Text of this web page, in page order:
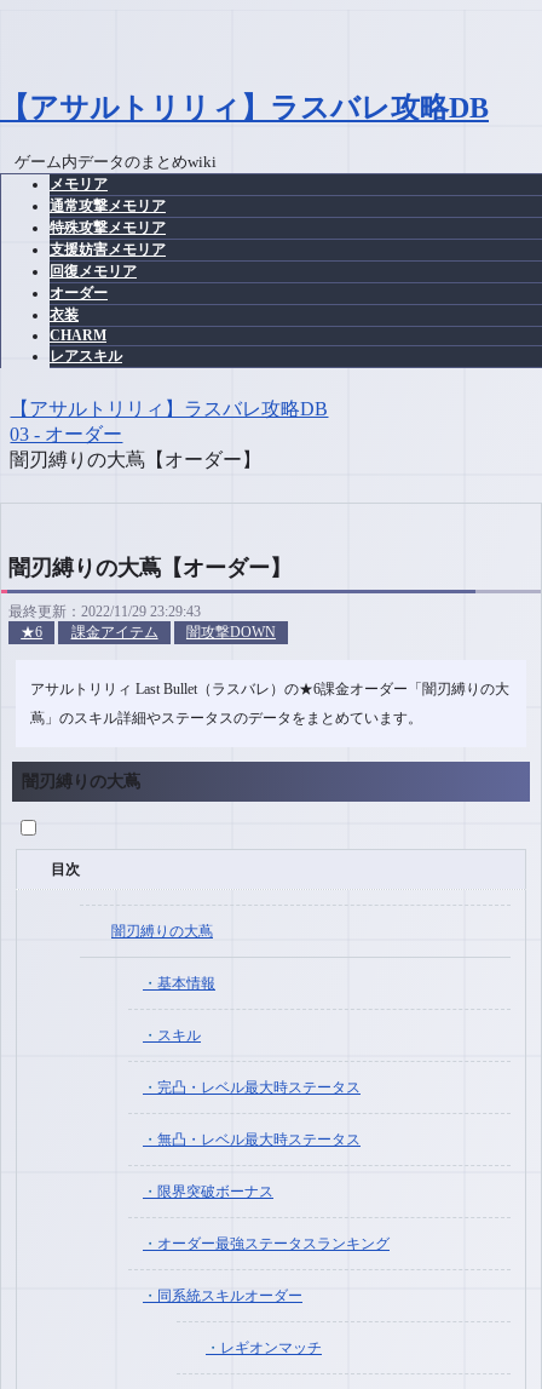
【アサルトリリィ】ラスバレ攻略DB
ゲーム内データのまとめwiki
メモリア
通常攻撃メモリア
特殊攻撃メモリア
支援妨害メモリア
回復メモリア
オーダー
衣装
CHARM
レアスキル
【アサルトリリィ】ラスバレ攻略DB
03 - オーダー
闇刃縛りの大蔦【オーダー】
闇刃縛りの大蔦【オーダー】
最終更新：2022/11/29 23:29:43
★6
課金アイテム 闇攻撃DOWN
アサルトリリィ Last Bullet（ラスバレ）の★6課金オーダー「闇刃縛りの大
蔦」のスキル詳細やステータスのデータをまとめています。
闇刃縛りの大蔦
目次
闇刃縛りの大蔦
基本情報
スキル
完凸・レベル最大時ステータス
無凸・レベル最大時ステータス
限界突破ボーナス
オーダー最強ステータスランキング
同系統スキルオーダー
レギオンマッチ